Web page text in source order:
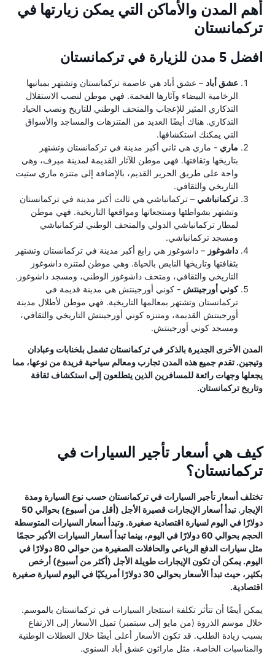
أهم المدن والأماكن التي يمكن زيارتها في
تركمانستان
افضل 5 مدن للزيارة في تركمانستان
عشق أباد – عشق أباد هي عاصمة تركمانستان وتشتهر بمبانيها
الرخامية البيضاء وآثارها الفخمة. فهي موطن لنصب الاستقلال
التذكاري المثير للإعجاب والمتحف الوطني للتاريخ ونصب الحياد
التذكاري. هناك أيضًا العديد من المتنزهات والمساجد والأسواق
التي يمكنك استكشافها.
ماري - ماري هي ثاني أكبر مدينة في تركمانستان وتشتهر
بتاريخها وثقافتها. فهي موطن للآثار القديمة لمدينة ميرف، وهي
واحة على طريق الحرير القديم، بالإضافة إلى متنزه ماري ستيت
التاريخي والثقافي.
تركمانباشي – تركمانباشي هي ثالث أكبر مدينة في تركمانستان
وتشتهر بشواطئها ومنتجعاتها ومواقعها التاريخية. فهي موطن
لمطار تركمانباشي الدولي والمتحف الوطني لتركمانباشي
ومسجد تركمانباشي.
داشوغوز – داشوغوز هي رابع أكبر مدينة في تركمانستان وتشتهر
بثقافتها وتاريخها النابض بالحياة. وهي موطن لمتنزه داشوغوز
التاريخي والثقافي، ومتحف داشوغوز الوطني، ومسجد داشوغوز.
كوني أورجينتش - كوني أورجينتش هي مدينة قديمة في
تركمانستان وتشتهر بمعالمها التاريخية. فهي موطن لأطلال مدينة
أورجينتش القديمة، ومتنزه كوني أورجينتش التاريخي والثقافي،
ومسجد كوني أورجينتش.
المدن الأخرى الجديرة بالذكر في تركمانستان تشمل بلخنابات وعبادان
وتيجين. تقدم جميع هذه المدن تجارب ومعالم سياحية فريدة من نوعها، مما
يجعلها وجهات رائعة للمسافرين الذين يتطلعون إلى استكشاف ثقافة
وتاريخ تركمانستان.
كيف هي أسعار تأجير السيارات في
تركمانستان؟
تختلف أسعار تأجير السيارات في تركمانستان حسب نوع السيارة ومدة
الإيجار. تبدأ أسعار الإيجارات قصيرة الأجل (أقل من أسبوع) بحوالي 50
دولارًا في اليوم لسيارة اقتصادية صغيرة. وتبدأ أسعار السيارات المتوسطة
الحجم بحوالي 60 دولارًا في اليوم، بينما تبدأ أسعار السيارات الأكبر حجمًا
مثل سيارات الدفع الرباعي والحافلات الصغيرة من حوالي 80 دولارًا في
اليوم. يمكن أن تكون الإيجارات طويلة الأجل (أكثر من أسبوع) أرخص
بكثير، حيث تبدأ الأسعار بحوالي 30 دولارًا أمريكيًا في اليوم لسيارة صغيرة
اقتصادية.
يمكن أيضًا أن تتأثر تكلفة استئجار السيارات في تركمانستان بالموسم.
خلال موسم الذروة (من مايو إلى سبتمبر) تميل الأسعار إلى الارتفاع
بسبب زيادة الطلب. قد تكون الأسعار أعلى أيضًا خلال العطلات الوطنية
والمناسبات الخاصة، مثل ماراثون عشق أباد السنوي.